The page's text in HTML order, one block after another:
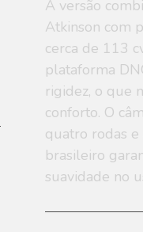
A versão
Atkinson com
cerca de 113
plataforma
rigidez, o que
conforto. O
quatro rodas e
brasileiro
suavidade no